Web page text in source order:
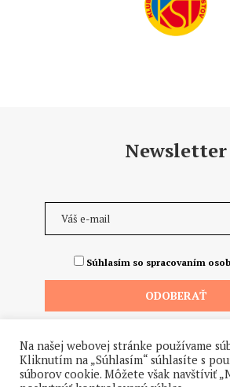
Newsletter
Súhlasím so spracovaním
Na našej webovej stránke používame
Kliknutím na „Súhlasím“ súhlasíte s
súborov cookie. Môžete však navštíviť